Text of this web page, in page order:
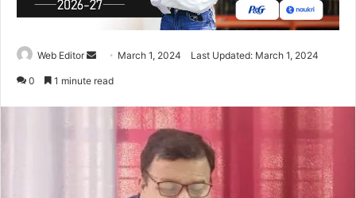
Web Editor March 1, 2024 Last Updated: March 1, 2024
0 1 minute read